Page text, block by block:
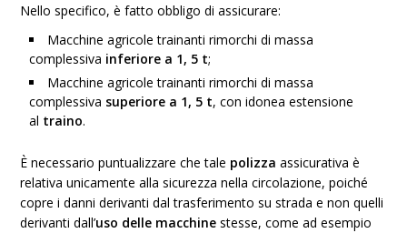
Nello specifico, è fatto obbligo di assicurare:
Macchine agricole trainanti rimorchi di massa
complessiva inferiore a 1, 5 t;
Macchine agricole trainanti rimorchi di massa
complessiva superiore a 1, 5 t, con idonea estensione
al traino.
È necessario puntualizzare che tale polizza assicurativa è
relativa unicamente allasicurezza nella circolazione, poiché
copre i danni derivanti dal trasferimento su strada e non quelli
derivanti dall’uso delle macchine stesse, come ad esempio